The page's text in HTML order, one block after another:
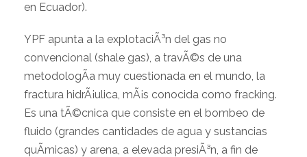
en Ecuador).
YPF apunta a la explotaciÃ³n del gas no
convencional (shale gas), a travÃ©s de una
metodologÃ­a muy cuestionada en el mundo, la
fractura hidrÃ¡ulica, mÃ¡s conocida como fracking.
Es una tÃ©cnica que consiste en el bombeo de
fluido (grandes cantidades de agua y sustancias
quÃ­micas) y arena, a elevada presiÃ³n, a fin de